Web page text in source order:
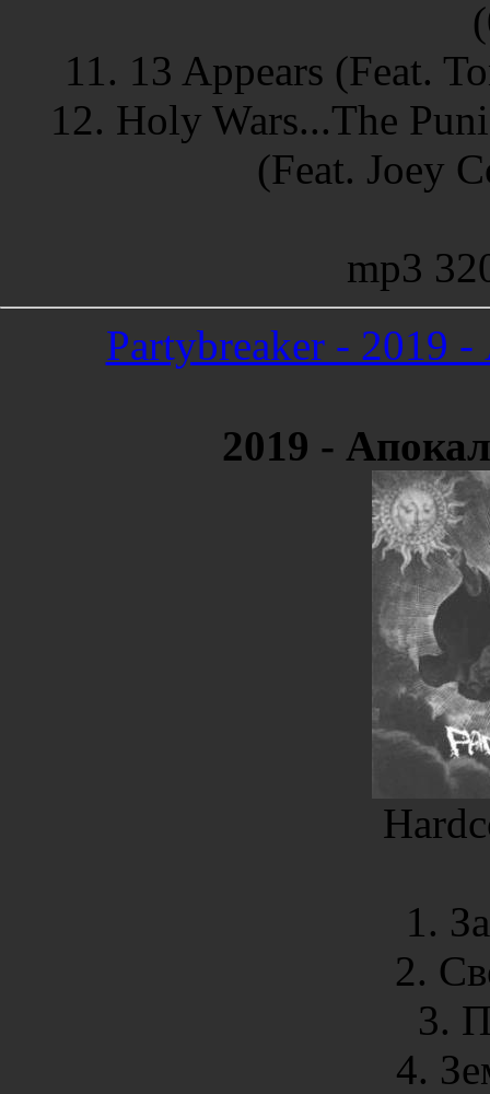
11. 13 Appears (Feat.
12. Holy Wars...The
(Feat. Joey
mp3
Partybreaker - 2019
2019 -
1.
2.
3.
4.